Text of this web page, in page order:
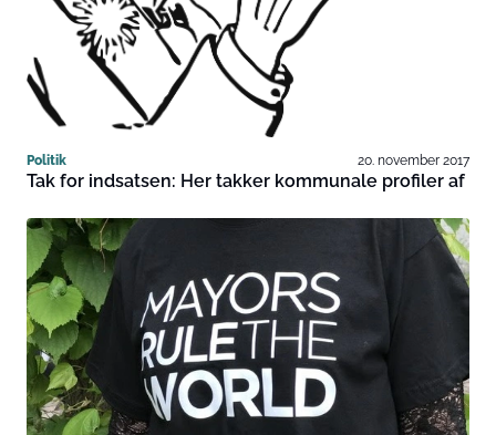
Politik 20. november 2017
Tak for indsatsen: Her takker kommunale profiler af